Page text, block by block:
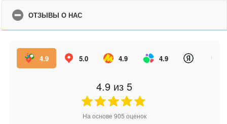
ОТЗЫВЫ О НАС
4.9 5.0 4.9 4.9
4.9 из 5
На основе 905 оценок